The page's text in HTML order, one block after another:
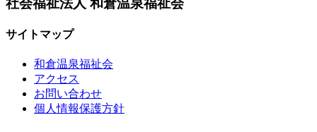
社会福祉法人 和倉温泉福祉会
サイトマップ
和倉温泉福祉会
アクセス
お問い合わせ
個人情報保護方針